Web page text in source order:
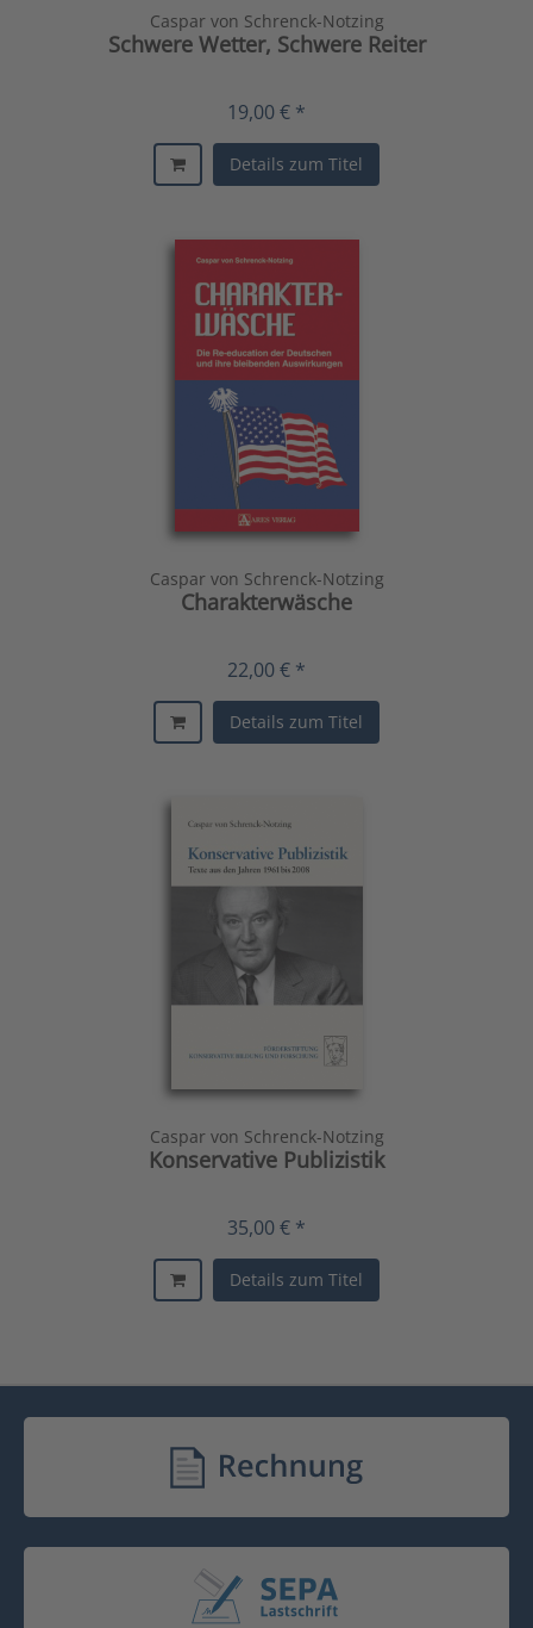
Caspar von Schrenck-Notzing
Schwere Wetter, Schwere Reiter
19,00 € *
Details zum Titel
Caspar von Schrenck-Notzing
Charakterwäsche
22,00 € *
Details zum Titel
Caspar von Schrenck-Notzing
Konservative Publizistik
35,00 € *
Details zum Titel